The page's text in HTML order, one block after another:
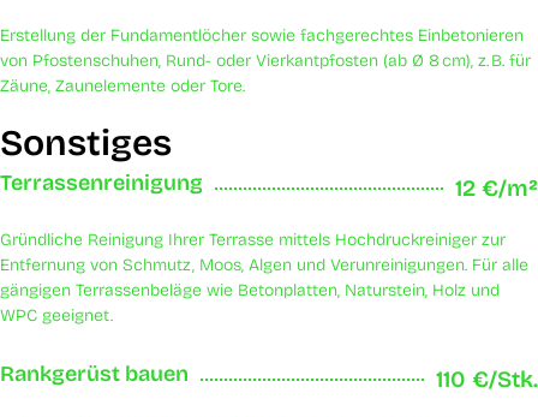
Erstellung der Fundamentlöcher sowie fachgerechtes Einbetonieren
von Pfostenschuhen, Rund- oder Vierkantpfosten (ab Ø 8 cm), z. B. für
Zäune, Zaunelemente oder Tore.
Sonstiges
Terrassenreinigung 12 €/m²
Gründliche Reinigung Ihrer Terrasse mittels Hochdruckreiniger zur
Entfernung von Schmutz, Moos, Algen und Verunreinigungen. Für alle
gängigen Terrassenbeläge wie Betonplatten, Naturstein, Holz und
WPC geeignet.
Rankgerüst bauen 110 €/Stk.